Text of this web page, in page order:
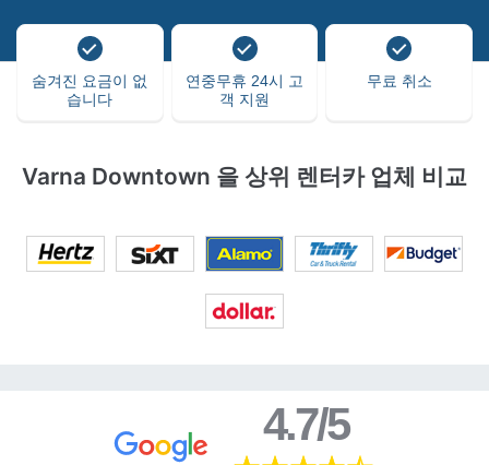
숨겨진 요금이 없
습니다
연중무휴 24시 고
객 지원
무료 취소
Varna Downtown 을 상위 렌터카 업체 비교
4.7/5